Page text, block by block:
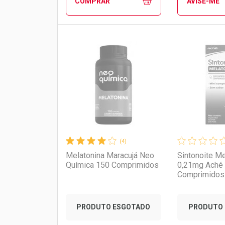
Laboratório
Ativar Desconto
Por Menos Por
(4)
Melatonina Maracujá Neo
Química 150 Comprimidos
PRODUTO ESGOTADO
Sintonoite
0,21mg Aché
Comprimidos
PRODUTO